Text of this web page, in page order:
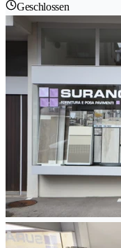
Geschlossen